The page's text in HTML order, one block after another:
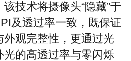
技术将摄像头“隐藏”于
及透过率一致，既保证
外观完整性，更通过光
光的高透过率与零闪烁